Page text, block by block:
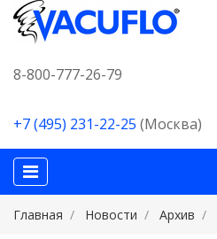
8-800-777-26-79
+7 (495) 231-22-25 (Москва)
Главная Новости Архив